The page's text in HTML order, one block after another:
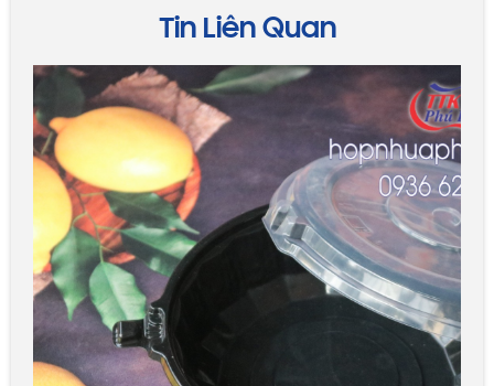
Tin Liên Quan